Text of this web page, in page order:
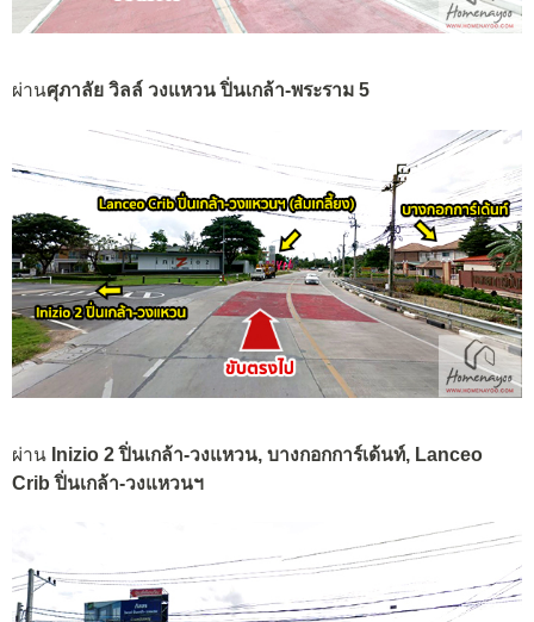
ผ่านศุภาลัย วิลล์ วงแหวน ปิ่นเกล้า-พระราม 5
ผ่าน Inizio 2 ปิ่นเกล้า-วงแหวน, บางกอกการ์เด้นท์, Lanceo
Crib ปิ่นเกล้า-วงแหวนฯ